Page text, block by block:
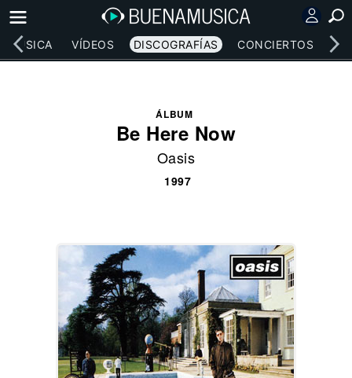
MÚSICA VÍDEOS DISCOGRAFÍAS CONCIERTOS
ÁLBUM
Be Here Now
Oasis
1997